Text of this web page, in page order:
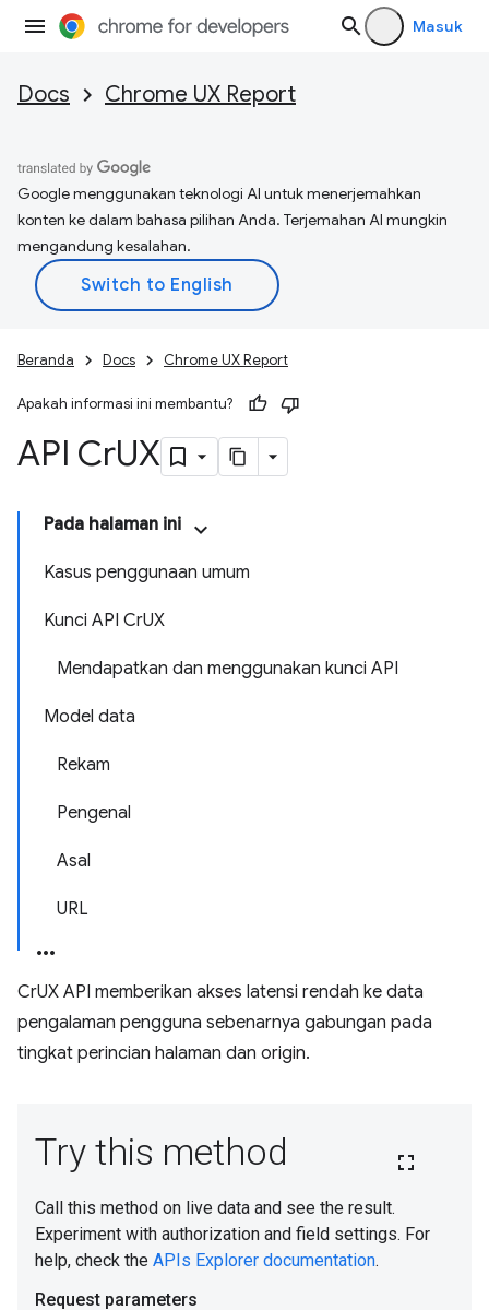
Masuk
Docs Chrome UX Report
Google menggunakan teknologi AI untuk menerjemahkan
konten ke dalam bahasa pilihan Anda. Terjemahan AI mungkin
mengandung kesalahan.
Beranda Docs Chrome UX Report
Apakah informasi ini membantu?
API CrUX
Pada halaman ini
Kasus penggunaan umum
Kunci API CrUX
Mendapatkan dan menggunakan kunci API
Model data
Rekam
Pengenal
Asal
URL
CrUX API memberikan akses latensi rendah ke data
pengalaman pengguna sebenarnya gabungan pada
tingkat perincian halaman dan origin.